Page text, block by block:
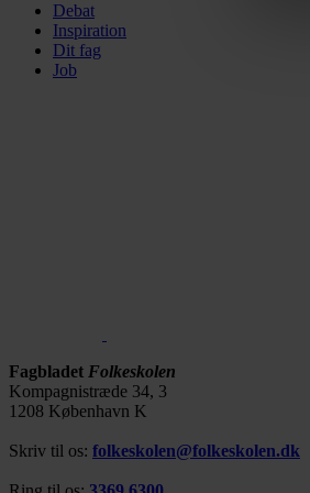
Debat
Inspiration
Dit fag
Job
Fagbladet Folkeskolen
Kompagnistræde 34, 3
1208 København K
Skriv til os: folkeskolen@folkeskolen.dk